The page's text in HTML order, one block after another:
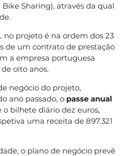
Sharing), através da qual
no projeto é na ordem dos 23
de um contrato de prestação
a empresa portuguesa
oito anos.
negócio do projeto,
ano passado, o passe anual
o bilhete diário dez euros,
uma receita de 897.321
o plano de negócio prevê